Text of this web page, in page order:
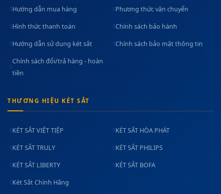
Hướng dẫn mua hàng Phương thức vận chuyển
Hình thức thanh toán Chính sách bảo hành
Hướng dẫn sử dụng két sắt Chính sách bảo mật thông tin
Chính sách đổi/trả hàng - hoàn
tiền
THƯƠNG HIỆU KÉT SẮT
KÉT SẮT VIỆT TIỆP KÉT SẮT HÒA PHÁT
KÉT SẮT TRULY KÉT SẮT PHILIPS
KÉT SẮT LIBERTY KÉT SẮT BOFA
Két Sắt Chính Hãng